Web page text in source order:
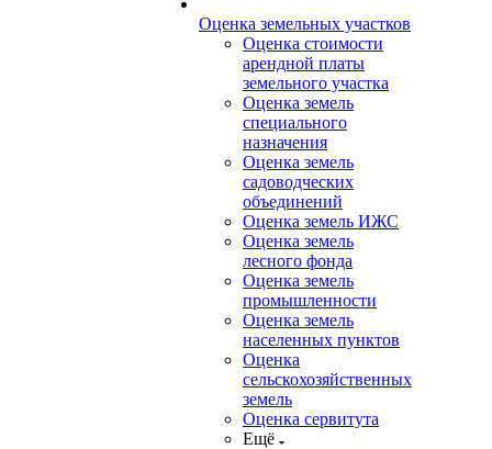
Оценка земельных участков
Оценка стоимости
арендной платы
земельного участка
Оценка земель
специального
назначения
Оценка земель
садоводческих
объединений
Оценка земель ИЖС
Оценка земель
лесного фонда
Оценка земель
промышленности
Оценка земель
населенных пунктов
Оценка
сельскохозяйственных
земель
Оценка сервитута
Ещё